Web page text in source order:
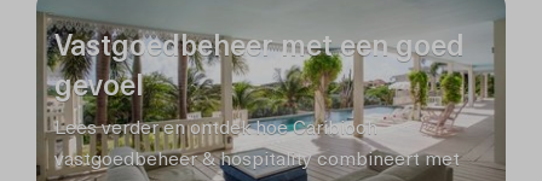
Vastgoedbeheer met een goed
gevoel
Lees verder en ontdek hoe Caribiooh
vastgoedbeheer & hospitality combineert met